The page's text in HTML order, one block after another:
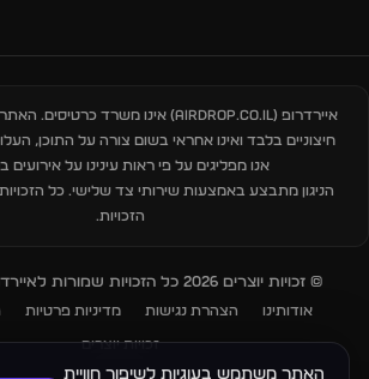
איירדרופ (AIRDROP.CO.IL) אינו משרד כרטיסים.
חיצוניים בלבד ואינו אחראי בשום צורה על התוכן,
אנו מפליגים על פי ראות עינינו על אירועים
הניגון מתבצע באמצעות שירותי צד שלישי. כל
הזכויות.
© זכויות יוצרים 2026 כל הזכויות שמורות לאיירדרופ מסיבות.
אודותינו הצהרת נגישות מדיניות פרטיות
זכויות יוצרים
האתר משתמש בעוגיות לשיפור חוויית